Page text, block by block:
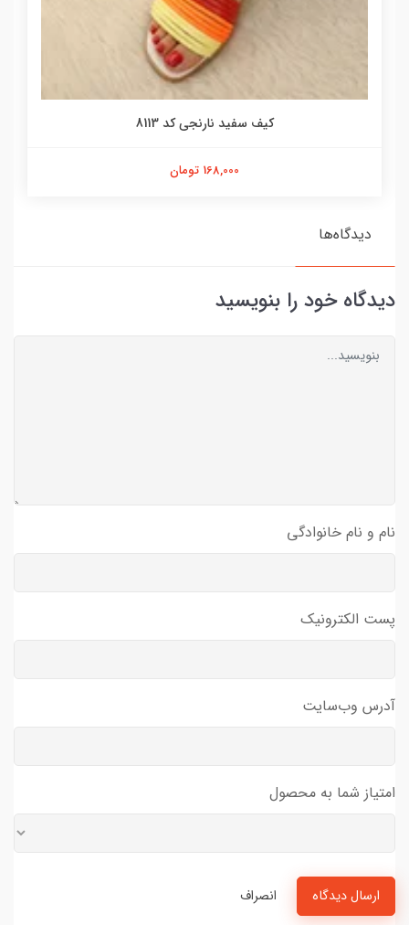
کیف سفید نارنجی کد 8113
168,000 تومان
دیدگاه‌ها
دیدگاه خود را بنویسید
نام و نام خانوادگی
پست الکترونیک
آدرس وب‌سایت
امتیاز شما به محصول
ارسال دیدگاه انصراف